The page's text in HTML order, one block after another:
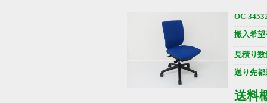
OC-
搬入希望
見積り数
送り先都
送料